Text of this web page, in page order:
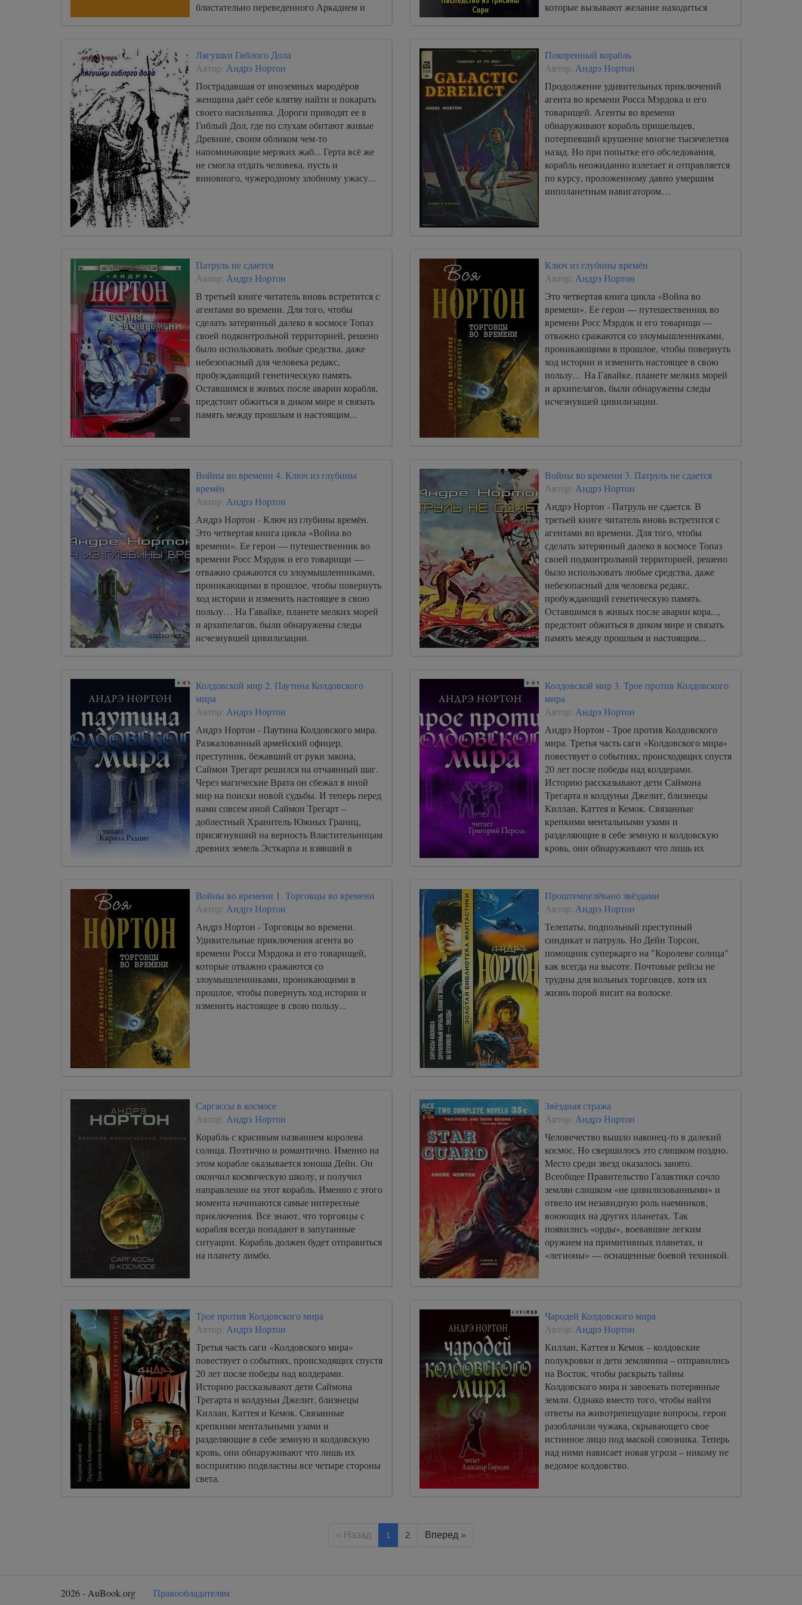
блистательно переведенного Аркадием и
которые вызывают желание находиться
Лягушки Гиблого Дола
Автор: Андрэ Нортон
Пострадавшая от иноземных мародёров
женщина даёт себе клятву найти и покарать
своего насильника. Дороги приводят ее в
Гиблый Дол, где по слухам обитают живые
Древние, своим обликом чем-то
напоминающие мерзких жаб... Герта всё же
не смогла отдать человека, пусть и
виновного, чужеродному злобному ужасу...
Покоренный корабль
Автор: Андрэ Нортон
Продолжение удивительных приключений
агента во времени Росса Мэрдока и его
товарищей. Агенты во времени
обнаруживают корабль пришельцев,
потерпевший крушение многие тысячелетия
назад. Но при попытке его обследования,
корабль неожиданно взлетает и отправляется
по курсу, проложенному давно умершим
инполанетным навигатором…
Патруль не сдается
Автор: Андрэ Нортон
В третьей книге читатель вновь встретится с
агентами во времени. Для того, чтобы
сделать затерянный далеко в космосе Топаз
своей подконтрольной территорией, решено
было использовать любые средства, даже
небезопасный для человека редакс,
пробуждающий генетическую память.
Оставшимся в живых после аварии корабля,
предстоит обжиться в диком мире и связать
память между прошлым и настоящим...
Ключ из глубины времён
Автор: Андрэ Нортон
Это четвертая книга цикла «Война во
времени». Ее герои — путешественник во
времени Росс Мэрдок и его товарищи —
отважно сражаются со злоумышленниками,
проникающими в прошлое, чтобы повернуть
ход истории и изменить настоящее в свою
пользу… На Гавайке, планете мелких морей
и архипелагов, были обнаружены следы
исчезнувшей цивилизации.
Войны во времени 4. Ключ из глубины
времён
Автор: Андрэ Нортон
Андрэ Нортон - Ключ из глубины времён.
Это четвертая книга цикла «Война во
времени». Ее герои — путешественник во
времени Росс Мэрдок и его товарищи —
отважно сражаются со злоумышленниками,
проникающими в прошлое, чтобы повернуть
ход истории и изменить настоящее в свою
пользу… На Гавайке, планете мелких морей
и архипелагов, были обнаружены следы
исчезнувшей цивилизации.
Войны во времени 3. Патруль не сдается
Автор: Андрэ Нортон
Андрэ Нортон - Патруль не сдается. В
третьей книге читатель вновь встретится с
агентами во времени. Для того, чтобы
сделать затерянный далеко в космосе Топаз
своей подконтрольной территорией, решено
было использовать любые средства, даже
небезопасный для человека редакс,
пробуждающий генетическую память.
Оставшимся в живых после аварии кора...,
предстоит обжиться в диком мире и связать
память между прошлым и настоящим...
Колдовской мир 2. Паутина Колдовского
мира
Автор: Андрэ Нортон
Андрэ Нортон - Паутина Колдовского мира.
Разжалованный армейский офицер,
преступник, бежавший от руки закона,
Саймон Трегарт решился на отчаянный шаг.
Через магические Врата он сбежал в иной
мир на поиски новой судьбы. И теперь перед
нами совсем иной Саймон Трегарт –
доблестный Хранитель Южных Границ,
присягнувший на верность Властительницам
древних земель Эсткарпа и взявший в
Колдовской мир 3. Трое против Колдовского
мира
Автор: Андрэ Нортон
Андрэ Нортон - Трое против Колдовского
мира. Третья часть саги «Колдовского мира»
повествует о событиях, происходящих спустя
20 лет после победы над колдерами.
Историю рассказывают дети Саймона
Трегарта и колдуньи Джелит, близнецы
Киллан, Каттея и Кемок. Связанные
крепкими ментальными узами и
разделяющие в себе земную и колдовскую
кровь, они обнаруживают что лишь их
Войны во времени 1. Торговцы во времени
Автор: Андрэ Нортон
Андрэ Нортон - Торговцы во времени.
Удивительные приключения агента во
времени Росса Мэрдока и его товарищей,
которые отважно сражаются со
злоумышленниками, проникающими в
прошлое, чтобы повернуть ход истории и
изменить настоящее в свою пользу...
Проштемпелёвано звёздами
Автор: Андрэ Нортон
Телепаты, подпольный преступный
синдикат и патруль. Но Дейн Торсон,
помощник суперкарго на "Королеве солнца"
как всегда на высоте. Почтовые рейсы не
трудны для вольных торговцев, хотя их
жизнь порой висит на волоске.
Саргассы в космосе
Автор: Андрэ Нортон
Корабль с красивым названием королева
солнца. Поэтично и романтично. Именно на
этом корабле оказывается юноша Дейн. Он
окончил космическую школу, и получил
направление на этот корабль. Именно с этого
момента начинаются самые интересные
приключения. Все знают, что торговцы с
корабля всегда попадают в запутанные
ситуации. Корабль должен будет отправиться
на планету лимбо.
Звёздная стража
Автор: Андрэ Нортон
Человечество вышло наконец-то в далекий
космос. Но свершилось это слишком поздно.
Место среди звезд оказалось занято.
Всеобщее Правительство Галактики сочло
землян слишком «не цивилизованными» и
отвело им незавидную роль наемников,
воюющих на других планетах. Так
появились «орды», воевавшие легким
оружием на примитивных планетах, и
«легионы» — оснащенные боевой техникой.
Трое против Колдовского мира
Автор: Андрэ Нортон
Третья часть саги «Колдовского мира»
повествует о событиях, происходящих спустя
20 лет после победы над колдерами.
Историю рассказывают дети Саймона
Трегарта и колдуньи Джелит, близнецы
Киллан, Каттея и Кемок. Связанные
крепкими ментальными узами и
разделяющие в себе земную и колдовскую
кровь, они обнаруживают что лишь их
восприятию подвластны все четыре стороны
света.
Чародей Колдовского мира
Автор: Андрэ Нортон
Киллан, Каттея и Кемок – колдовские
полукровки и дети землянина – отправились
на Восток, чтобы раскрыть тайны
Колдовского мира и завоевать потерянные
земли. Однако вместо того, чтобы найти
ответы на животрепещущие вопросы, герои
разоблачили чужака, скрывающего свое
истинное лицо под маской союзника. Теперь
над ними нависает новая угроза – никому не
ведомое колдовство.
« Назад 1 2 Вперед »
2026 - AuBook.org Правообладателям